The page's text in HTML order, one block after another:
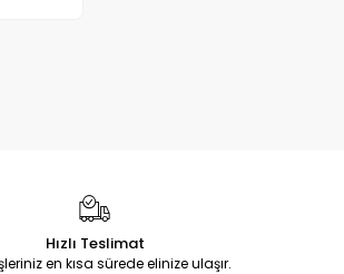
Hızlı Teslimat
en kısa sürede elinize ulaşır.